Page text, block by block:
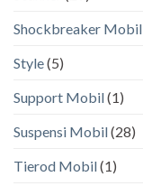
Shockbreaker Mobil
Style(5)
Support Mobil(1)
Suspensi Mobil(28)
Tierod Mobil(1)